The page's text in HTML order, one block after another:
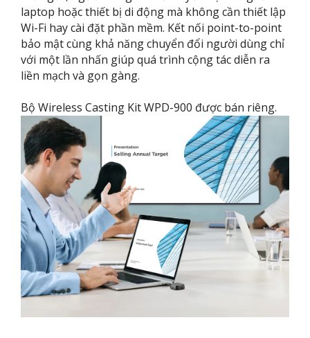
laptop hoặc thiết bị di động mà không cần thiết lập
Wi-Fi hay cài đặt phần mềm. Kết nối point-to-point
bảo mật cùng khả năng chuyển đổi người dùng chỉ
với một lần nhấn giúp quá trình cộng tác diễn ra
liền mạch và gọn gàng.
Bộ Wireless Casting Kit WPD-900 được bán riêng.